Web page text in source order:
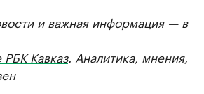
и важная информация — в
Кавказ. Аналитика, мнения,